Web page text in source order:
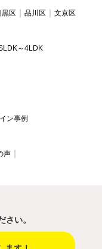
黒区 品川区 文京区
～4LDK
ン事例
声
さい。